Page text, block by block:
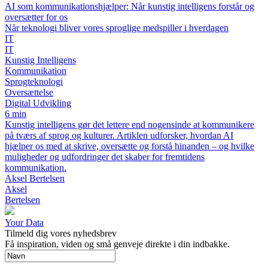
AI som kommunikationshjælper: Når kunstig intelligens forstår og
oversætter for os
Når teknologi bliver vores sproglige medspiller i hverdagen
IT
IT
Kunstig Intelligens
Kommunikation
Sprogteknologi
Oversættelse
Digital Udvikling
6 min
Kunstig intelligens gør det lettere end nogensinde at kommunikere
på tværs af sprog og kulturer. Artiklen udforsker, hvordan AI
hjælper os med at skrive, oversætte og forstå hinanden – og hvilke
muligheder og udfordringer det skaber for fremtidens
kommunikation.
Aksel Bertelsen
Aksel
Bertelsen
Your Data
Tilmeld dig vores nyhedsbrev
Få inspiration, viden og små genveje direkte i din indbakke.